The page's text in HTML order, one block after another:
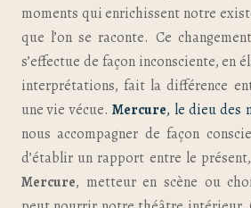
moments qui enrichissent notre
que l’on se raconte. Ce
s’effectue de façon inconsciente, en
interprétations, fait la différence
une vie vécue.Mercure, le dieu des
nous accompagner de façon
d’établir un rapport entre le
Mercure, metteur en scène ou